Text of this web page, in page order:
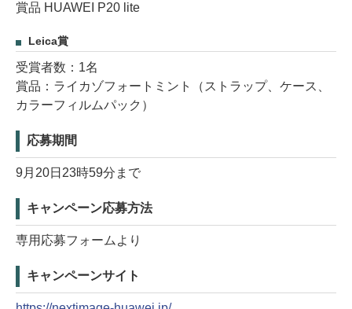
賞品 HUAWEI P20 lite
Leica賞
受賞者数：1名
賞品：ライカゾフォートミント（ストラップ、ケース、
カラーフィルムパック）
応募期間
9月20日23時59分まで
キャンペーン応募方法
専用応募フォームより
キャンペーンサイト